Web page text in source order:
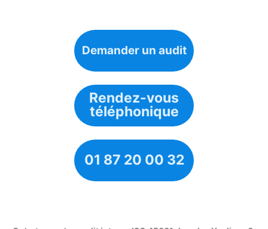
Demander un audit
Rendez-vous
téléphonique
01 87 20 00 32